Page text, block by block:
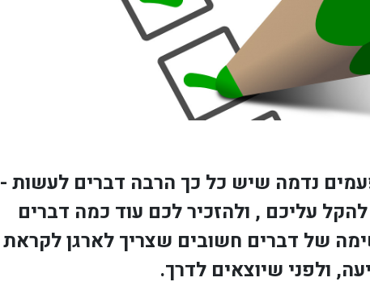
נדמה שיש כל כך הרבה דברים לעשות -
עליכם , ולהזכיר לכם עוד כמה דברים
של דברים חשובים שצריך לארגן לקראת
ולפני שיוצאים לדרך.